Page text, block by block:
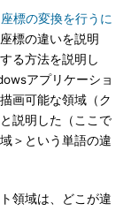
標の変換を行うに
標の違いを説明
る方法を説明し
アプリケーショ
画可能な領域（ク
説明した（ここで
＞という単語の違
領域は、どこが違